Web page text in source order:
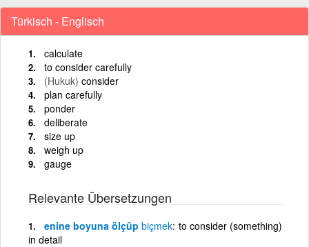
Türkisch - Englisch
calculate
to consider carefully
(Hukuk) consider
plan carefully
ponder
deliberate
size up
weigh up
gauge
Relevante Übersetzungen
enine boyuna ölçüp biçmek to consider (something)
in detail